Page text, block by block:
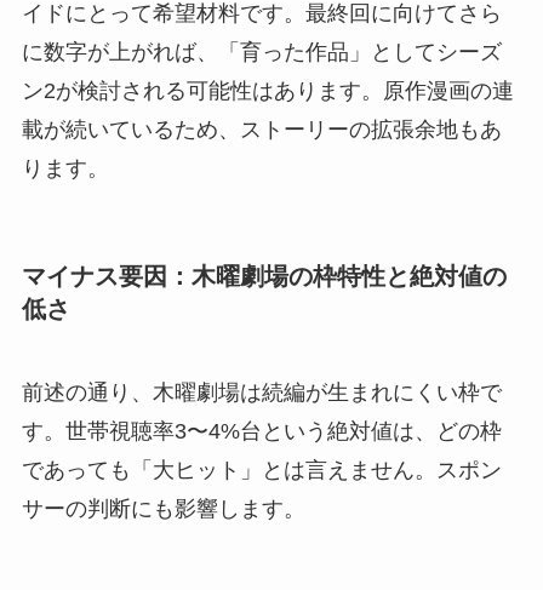
イドにとって希望材料です。最終回に向けてさら
に数字が上がれば、「育った作品」としてシーズ
ン2が検討される可能性はあります。原作漫画の連
載が続いているため、ストーリーの拡張余地もあ
ります。
マイナス要因：木曜劇場の枠特性と絶対値の
低さ
前述の通り、木曜劇場は続編が生まれにくい枠で
す。世帯視聴率3〜4%台という絶対値は、どの枠
であっても「大ヒット」とは言えません。スポン
サーの判断にも影響します。